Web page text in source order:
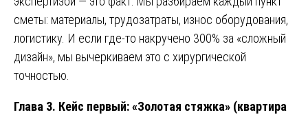
сметы: материалы, трудозатраты, износ оборудования,
логистику. И если где-то накручено 300% за «сложный
дизайн», мы вычеркиваем это с хирургической
точностью.
Глава 3. Кейс первый: «Золотая стяжка» (квартира